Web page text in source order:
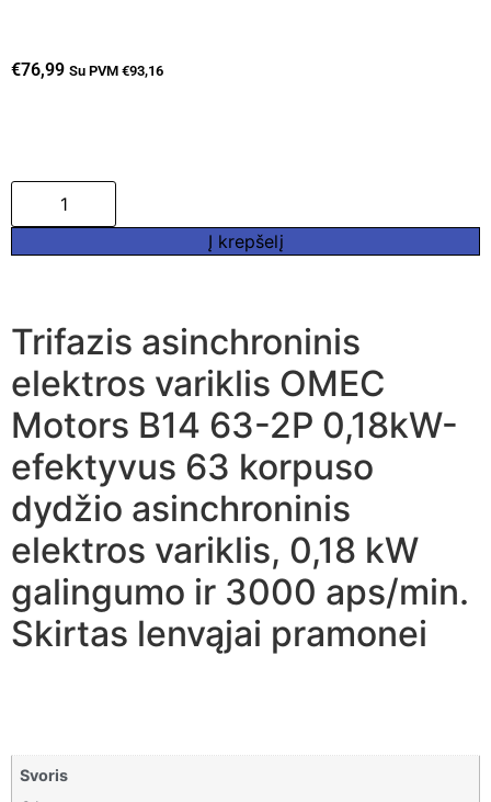
€76,99 Su PVM €93,16
Į krepšelį
Trifazis asinchroninis
elektros variklis OMEC
Motors B14 63-2P 0,18kW-
efektyvus 63 korpuso
dydžio asinchroninis
elektros variklis, 0,18 kW
galingumo ir 3000 aps/min.
Skirtas lenvąjai pramonei
Svoris